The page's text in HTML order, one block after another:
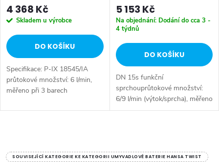
4 368 Kč
Skladem u výrobce
DO KOŠÍKU
Specifikace: P-IX 18545/IA
průtokové množství: 6 l/min,
měřeno při 3 barech
armatur: mosaz neuvolňující
5 153 Kč
Na objednání: Dodání do cca 3 -
4 týdnů
DO KOŠÍKU
DN 15s funkční
sprchouprůtokové množství:
6/9 l/min (výtok/sprcha), měřeno
při hydraulickém tlaku 3 bary•
SOUVISEJÍCÍ KATEGORIE KE KATEGORII UMYVADLOVÉ BATERIE HANSA TWIST